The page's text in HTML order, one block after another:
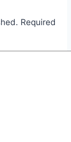
Required